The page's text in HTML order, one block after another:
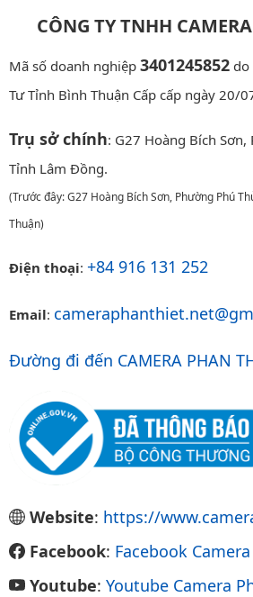
CÔNG TY TNHH
Mã số doanh nghiệp 3401245852 do
Tư Tỉnh Bình Thuận Cấp cấp ngày 20/
Trụ sở chính: G27 Hoàng Bích Sơn,
Tỉnh Lâm Đồng.
(Trước đây: G27 Hoàng Bích Sơn, Phường Phú
Thuận)
Điện thoại: +84 916 131 252
Email:
Đường đi đến CAMERA PHAN
Website: https://
Facebook: Facebook
Youtube: Youtube Camera